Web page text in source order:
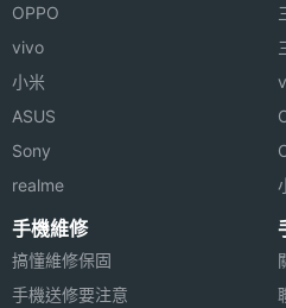
OPPO
vivo
小米
ASUS
Sony
realme
手機維修
搞懂維修保固
手機送修要注意